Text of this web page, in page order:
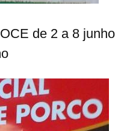
de 2 a 8 junho